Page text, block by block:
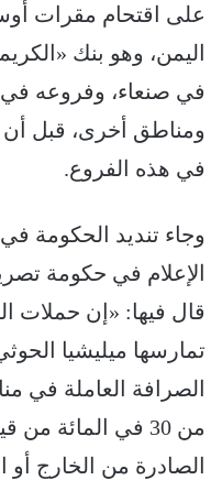
على اقتحام مقرات
اليمن، وهو بنك
في صنعاء، وفروعه في
ومناطق أخرى، قبل
في هذه الفروع.
وجاء تنديد الحكومة
الإعلام في حكومة
قال فيها: «إن حملات
تمارسها ميليشيا
الصرافة العاملة في
من 30 في المائة
الصادرة من الخارج